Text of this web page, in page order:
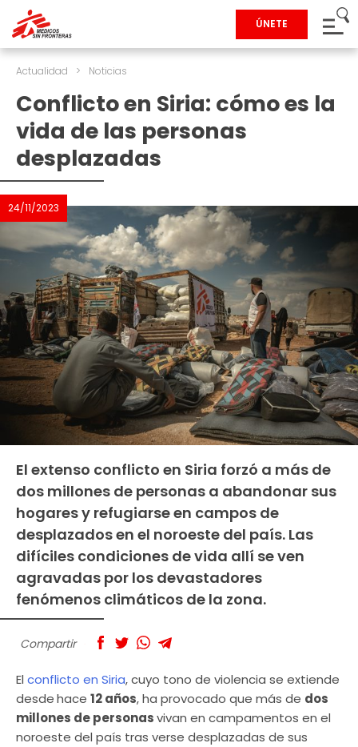
ÚNETE
Actualidad > Noticias
Conflicto en Siria: cómo es la
vida de las personas
desplazadas
24/11/2023
El extenso conflicto en Siria forzó a más de
dos millones de personas a abandonar sus
hogares y refugiarse en campos de
desplazados en el noroeste del país. Las
difíciles condiciones de vida allí se ven
agravadas por los devastadores
fenómenos climáticos de la zona.
Compartir
El conflicto en Siria, cuyo tono de violencia se extiende
desdehace 12 años, ha provocado que más de dos
millones de personasvivan en campamentos en el
noroeste del país tras verse desplazadas de sus